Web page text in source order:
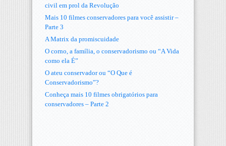
civil em prol da Revolução
Mais 10 filmes conservadores para você assistir –
Parte 3
A Matrix da promiscuidade
O corno, a família, o conservadorismo ou “A Vida
como ela É”
O ateu conservador ou “O Que é
Conservadorismo”?
Conheça mais 10 filmes obrigatórios para
conservadores – Parte 2